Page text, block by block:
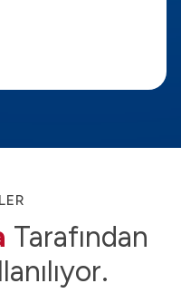
Tarafından